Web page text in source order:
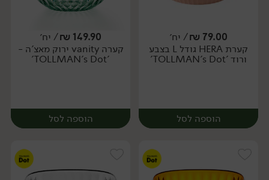
יח׳ יח׳
79.00
₪/ יח׳
קערת HERA גודל L בצבע
ורוד 'TOLLMAN's Dot'
הוספה לסל
149.90
₪/ יח׳
קערה vanity ירוק מאצ'ה -
'TOLLMAN's Dot'
הוספה לסל